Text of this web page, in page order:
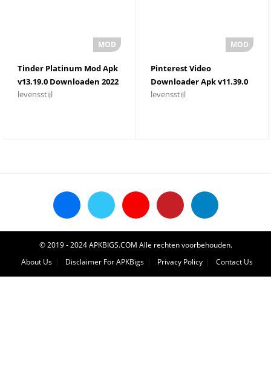
Tinder Platinum Mod Apk
v13.19.0 Downloaden 2022
levensstijl
Pinterest Video
Downloader Apk v11.39.0
downloaden
levensstijl
© 2019 - 2024 APKBIGS.COM Alle rechten voorbehouden.
About Us
Disclaimer For APKBigs Privacy Policy Contact Us